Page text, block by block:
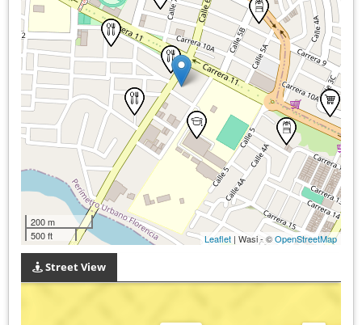
200 m
500 ft
Leaflet | Wasi - ©OpenStreetMap
Street View